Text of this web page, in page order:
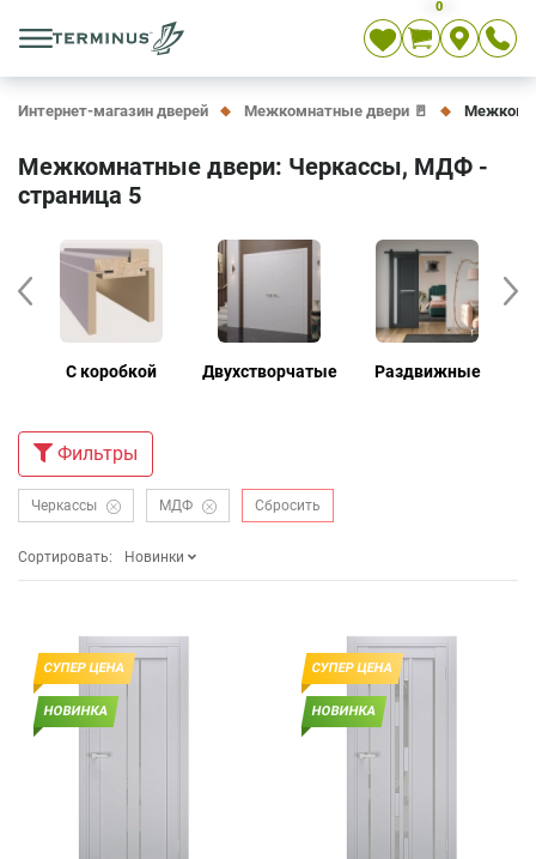
0
Интернет-магазин дверей Межкомнатные двери 🚪
Межкомнатные двери: Черкассы, МДФ -
страница 5
С коробкой Двухстворчатые Раздвижные
Фильтры
Черкассы МДФ Сбросить
Сортировать: Новинки
СУПЕР ЦЕНА
НОВИНКА
СУПЕР ЦЕНА
НОВИНКА